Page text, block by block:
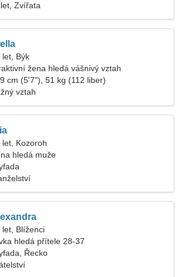
Zvířata
let, Býk
žena hledá vášnivý vztah
cm (5'7"), 51 kg (112 liber)
vztah
let, Kozoroh
hledá muže
let, Blíženci
hledá přítele 28-37
Řecko